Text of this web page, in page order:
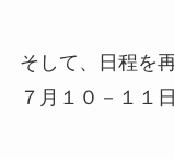
そして、日程を
７月１０－１１